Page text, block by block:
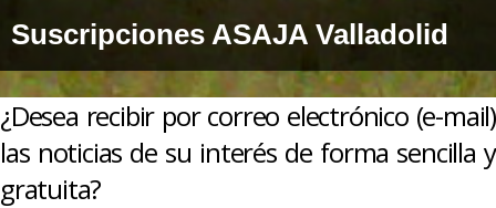
Suscripciones ASAJA Valladolid
¿Desea recibir por correo electrónico (e-mail)
las noticias de su interés de forma sencilla y
gratuita?